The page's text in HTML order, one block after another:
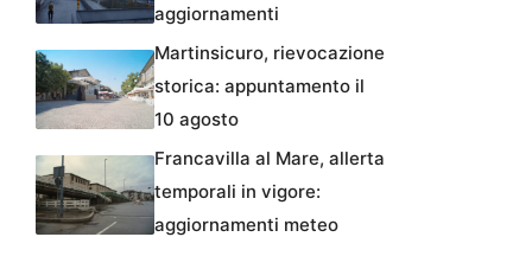
aggiornamenti
Martinsicuro, rievocazione
storica: appuntamento il
10 agosto
Francavilla al Mare, allerta
temporali in vigore:
aggiornamenti meteo